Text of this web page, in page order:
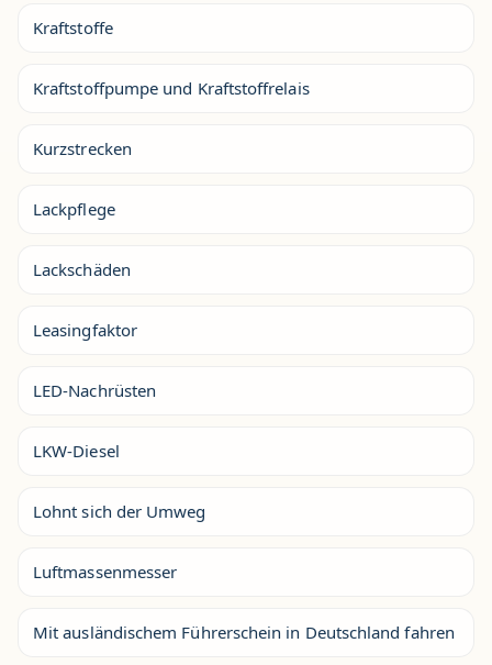
Kraftstoffe
Kraftstoffpumpe und Kraftstoffrelais
Kurzstrecken
Lackpflege
Lackschäden
Leasingfaktor
LED-Nachrüsten
LKW-Diesel
Lohnt sich der Umweg
Luftmassenmesser
Mit ausländischem Führerschein in Deutschland fahren